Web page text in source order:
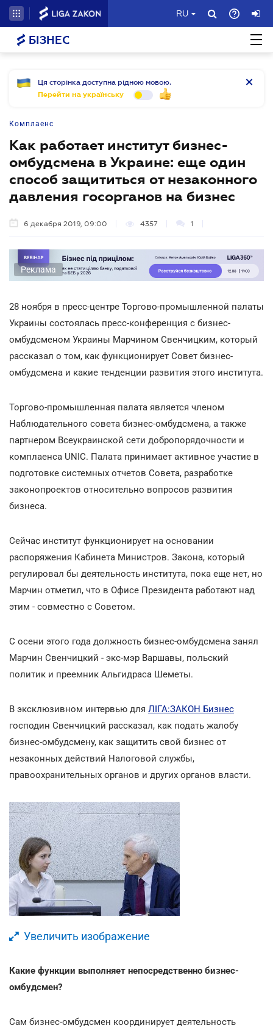
RU
БІЗНЕС
Ця сторінка доступна рідною мовою.
Перейти на українську
Комплаенс
Как работает институт бизнес-
омбудсмена в Украине: еще один
способ защититься от незаконного
давления госорганов на бизнес
6 декабря 2019, 09:00 4357 1
Реклама
28 ноября в пресс-центре Торгово-промышленной палаты
Украины состоялась пресс-конференция с бизнес-
омбудсменом Украины Марчином Свенчицким, который
рассказал о том, как функционирует Совет бизнес-
омбудсмена и какие тенденции развития этого института.
Торгово-промышленная палата является членом
Наблюдательного совета бизнес-омбудсмена, а также
партнером Всеукраинской сети добропорядочности и
комплаенса UNIC. Палата принимает активное участие в
подготовке системных отчетов Совета, разработке
законопроектов относительно вопросов развития
бизнеса.
Сейчас институт функционирует на основании
распоряжения Кабинета Министров. Закона, который
регулировал бы деятельность института, пока еще нет, но
Марчин отметил, что в Офисе Президента работают над
этим - совместно с Советом.
С осени этого года должность бизнес-омбудсмена занял
Марчин Свенчицкий - экс-мэр Варшавы, польский
политик и преемник Альгидраса Шеметы.
В эксклюзивном интервью для ЛІГА:ЗАКОН Бизнес
господин Свенчицкий рассказал, как подать жалобу
бизнес-омбудсмену, как защитить свой бизнес от
незаконных действий Налоговой службы,
правоохранительных органов и других органов власти.
Увеличить изображение
Какие функции выполняет непосредственно бизнес-
омбудсмен?
Сам бизнес-омбудсмен координирует деятельность